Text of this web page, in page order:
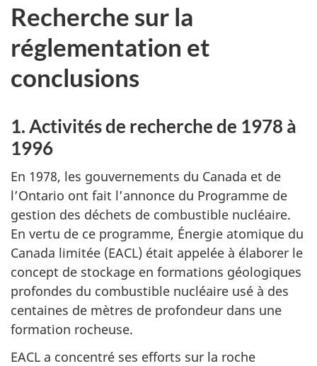
Recherche sur la
réglementation et
conclusions
1. Activités de recherche de 1978 à
1996
En 1978, les gouvernements du Canada et de
l’Ontario ont fait l’annonce du Programme de
gestion des déchets de combustible nucléaire.
En vertu de ce programme, Énergie atomique du
Canada limitée (EACL) était appelée à élaborer le
concept de stockage en formations géologiques
profondes du combustible nucléaire usé à des
centaines de mètres de profondeur dans une
formation rocheuse.
EACL a concentré ses efforts sur la roche